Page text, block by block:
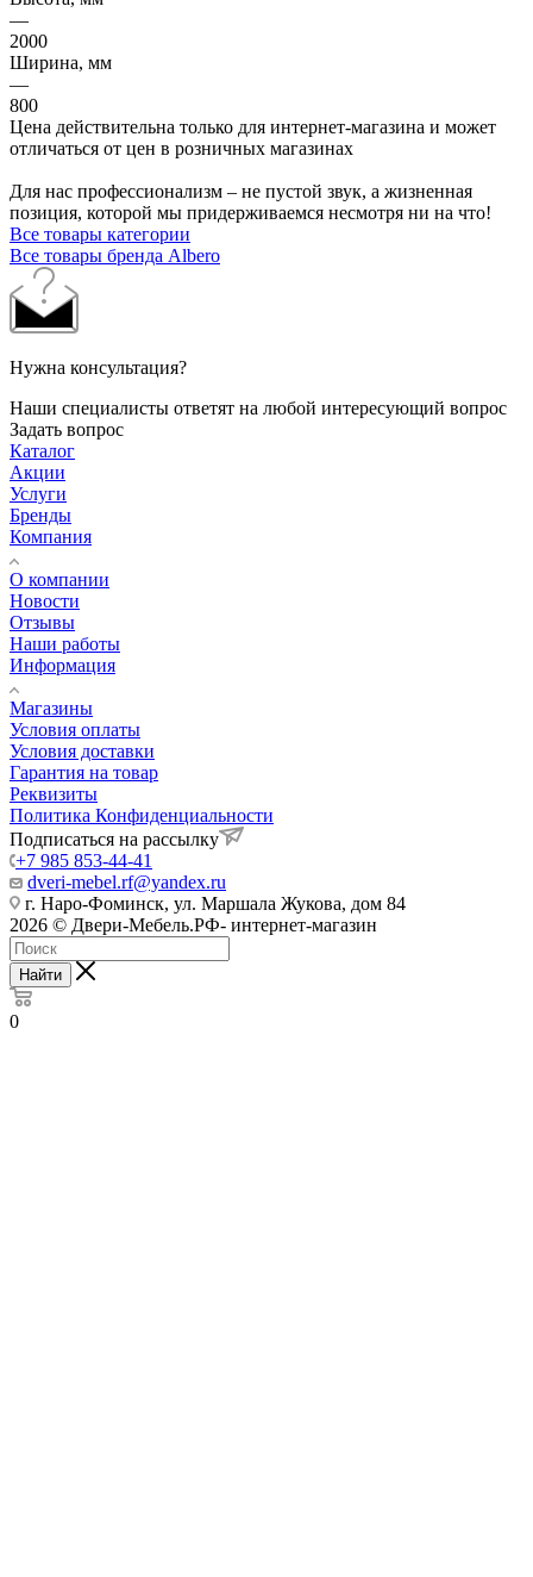
—
2000
Ширина, мм
—
800
Цена действительна только для интернет-магазина и может
отличаться от цен в розничных магазинах
Для нас профессионализм – не пустой звук, а жизненная
позиция, которой мы придерживаемся несмотря ни на что!
Все товары категории
Все товары бренда Albero
Нужна консультация?
Наши специалисты ответят на любой интересующий вопрос
Задать вопрос
Каталог
Акции
Услуги
Бренды
Компания
О компании
Новости
Отзывы
Наши работы
Информация
Магазины
Условия оплаты
Условия доставки
Гарантия на товар
Реквизиты
Политика Конфиденциальности
Подписаться на рассылку
+7 985 853-44-41
dveri-mebel.rf@yandex.ru
г. Наро-Фоминск, ул. Маршала Жукова, дом 84
2026 © Двери-Мебель.РФ- интернет-магазин
Найти
0